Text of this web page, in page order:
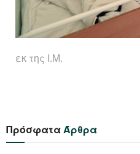
εκ της Ι.Μ.
ΠρόσφαταΆρθρα